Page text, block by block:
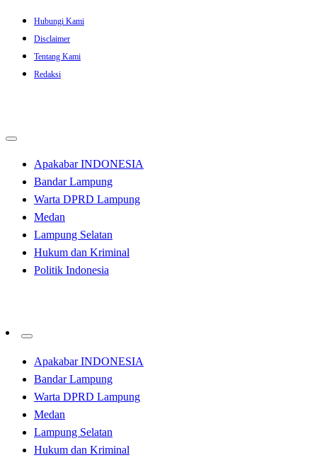
Skip
content
Hubungi Kami
Disclaimer
Tentang Kami
Redaksi
Apakabar INDONESIA
Bandar Lampung
Warta DPRD Lampung
Medan
Lampung Selatan
Hukum dan Kriminal
Politik Indonesia
Apakabar INDONESIA
Bandar Lampung
Warta DPRD Lampung
Medan
Lampung Selatan
Hukum dan Kriminal